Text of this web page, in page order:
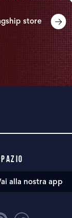
store
alla nostra app